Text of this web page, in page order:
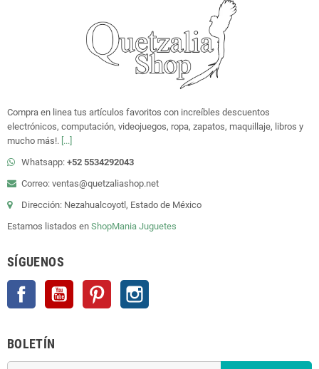
Compra en linea tus artículos favoritos con increíbles descuentos
electrónicos, computación, videojuegos, ropa, zapatos, maquillaje, libros y
mucho más!. [...]
Whatsapp: +52 5534292043
Correo: ventas@quetzaliashop.net
Dirección: Nezahualcoyotl, Estado de México
Estamos listados en ShopMania Juguetes
SÍGUENOS
Facebook YouTube Pinterest
BOLETÍN